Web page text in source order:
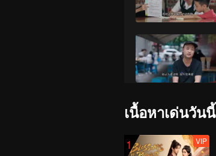
เนื้อหาเด่นวันนี้
1 VIP